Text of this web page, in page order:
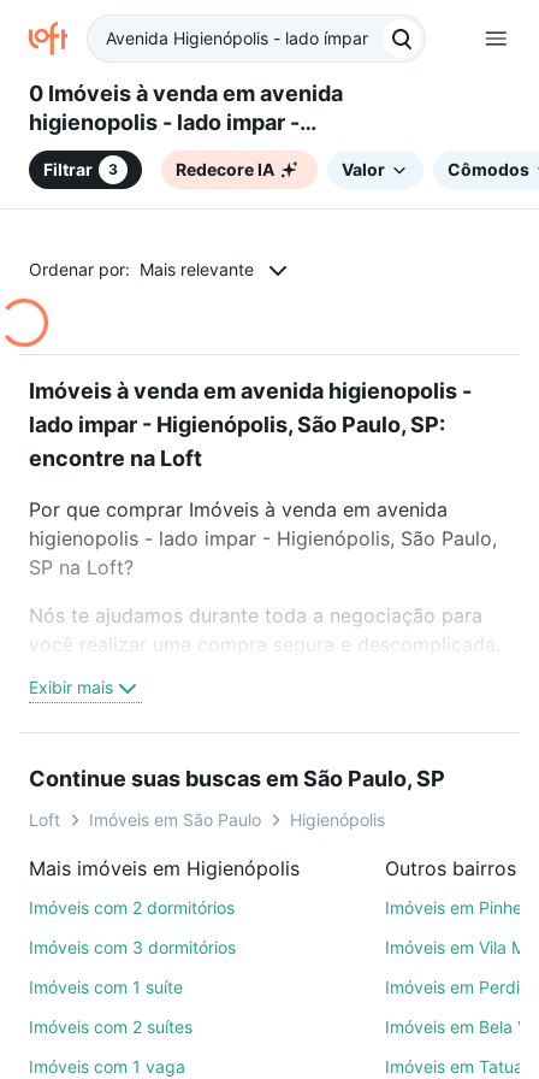
0 Imóveis à venda em avenida
higienopolis - lado impar -
Higienópolis, São Paulo, SP
Filtrar 3 Redecore IA Valor Cômodos
Ordenar por: Mais relevante
Imóveis à venda em avenida higienopolis -
lado impar - Higienópolis, São Paulo, SP:
encontre na Loft
Por que comprar Imóveis à venda em avenida
higienopolis - lado impar - Higienópolis, São Paulo,
SP na Loft?
Nós te ajudamos durante toda a negociação para
você realizar uma compra segura e descomplicada.
trabalho e do metrô, aqui você vai encontrar a
oferta ideal de Imóveis à venda em avenida
SP para conquistar seu sonho. Agende uma visita
presencial ou por videochamada, é grátis, sem
mil corretores e imobiliárias te ajudando na compra,
venda ou troca de imóveis.
Como escolher um imóvel?
Use barra de busca no topo para pesquisar por
ruas, bairros e até condomínios favoritos. Você
também pode usar os filtros como quantidade de
Exibir mais
Continue suas buscas em São Paulo, SP
Loft Imóveis em São Paulo Higienópolis
Mais imóveis em Higienópolis
Imóveis com 2 dormitórios
Imóveis com 3 dormitórios
Imóveis com 1 suíte
Imóveis com 2 suítes
Imóveis com 1 vaga
Outros bairros
Imóveis em
Imóveis em Vila
Imóveis em
Imóveis em Bela
Imóveis em